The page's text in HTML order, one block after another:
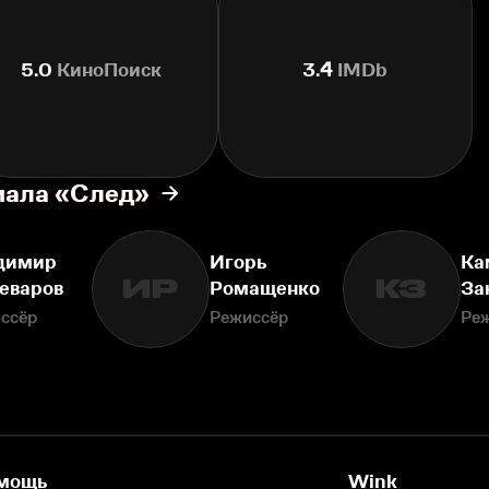
5.0 КиноПоиск 3.4 IMDb
«След»
ИР
Игорь
Ромащенко
Режиссёр
КЗ
Wink